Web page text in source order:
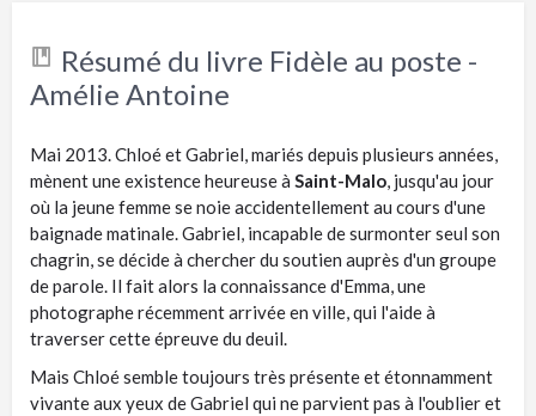
Résumé du livre Fidèle au poste -
Amélie Antoine
Mai 2013. Chloé et Gabriel, mariés depuis plusieurs années,
mènent une existence heureuse à Saint-Malo , jusqu'au jour
où la jeune femme se noie accidentellement au cours d'une
baignade matinale. Gabriel, incapable de surmonter seul son
chagrin, se décide à chercher du soutien auprès d'un groupe
de parole. Il fait alors la connaissance d'Emma, une
photographe récemment arrivée en ville, qui l'aide à
traverser cette épreuve du deuil.
Mais Chloé semble toujours très présente et étonnamment
vivante aux yeux de Gabriel qui ne parvient pas à l'oublier et